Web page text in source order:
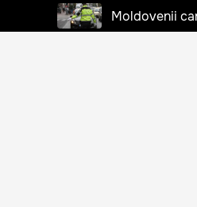
Moldovenii